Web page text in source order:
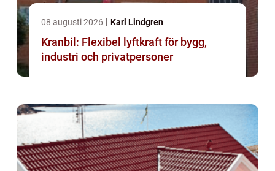
08 augusti 2026 Karl Lindgren
Kranbil: Flexibel lyftkraft för bygg,
industri och privatpersoner